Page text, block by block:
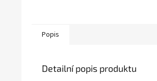
Popis
Detailní popis produktu